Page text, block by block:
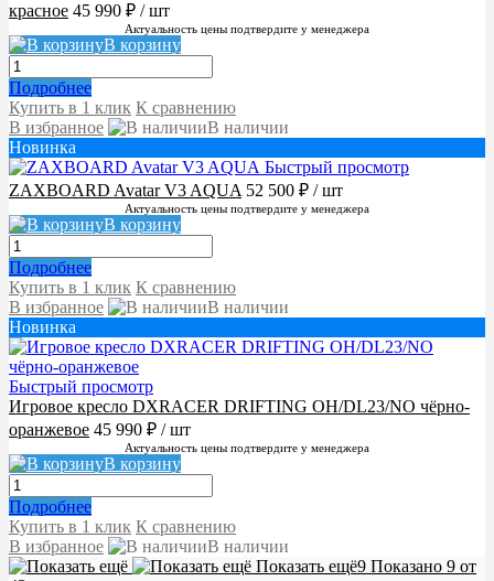
красное 45 990 ₽ / шт
Актуальность цены подтвердите у менеджера
В корзину
Подробнее
Купить в 1 клик К сравнению
В избранное
В наличии
Новинка
Быстрый просмотр
ZAXBOARD Avatar V3 AQUA 52 500 ₽ / шт
Актуальность цены подтвердите у менеджера
В корзину
Подробнее
Купить в 1 клик К сравнению
В избранное
В наличии
Новинка
Быстрый просмотр
Игровое кресло DXRACER DRIFTING OH/DL23/NO чёрно-
оранжевое 45 990 ₽ / шт
Актуальность цены подтвердите у менеджера
В корзину
Подробнее
Купить в 1 клик К сравнению
В избранное
В наличии
Показать ещё9 Показано 9 от